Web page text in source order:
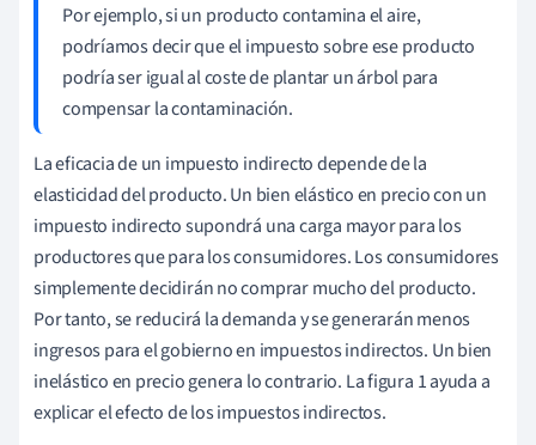
Por ejemplo, si un producto contamina el aire,
podríamos decir que el impuesto sobre ese producto
podría ser igual al coste de plantar un árbol para
compensar la contaminación.
La eficacia de un impuesto indirecto depende de la
elasticidad del producto. Un bien elástico en precio con un
impuesto indirecto supondrá una carga mayor para los
productores que para los consumidores. Los consumidores
simplemente decidirán no comprar mucho del producto.
Por tanto, se reducirá la demanda y se generarán menos
ingresos para el gobierno en impuestos indirectos. Un bien
inelástico en precio genera lo contrario. La figura 1 ayuda a
explicar el efecto de los impuestos indirectos.